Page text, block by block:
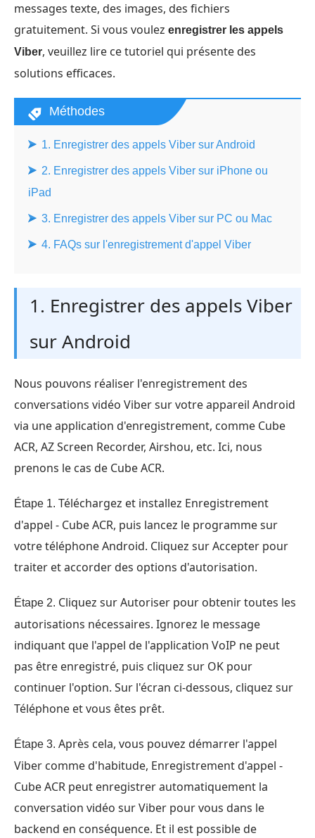
messages texte, des images, des fichiers
gratuitement. Si vous voulez enregistrer les appels
Viber, veuillez lire ce tutoriel qui présente des
solutions efficaces.
Méthodes
1. Enregistrer des appels Viber sur Android
2. Enregistrer des appels Viber sur iPhone ou
iPad
3. Enregistrer des appels Viber sur PC ou Mac
4. FAQs sur l'enregistrement d'appel Viber
1. Enregistrer des appels Viber
sur Android
Nous pouvons réaliser l'enregistrement des
conversations vidéo Viber sur votre appareil Android
via une application d'enregistrement, comme Cube
ACR, AZ Screen Recorder, Airshou, etc. Ici, nous
prenons le cas de Cube ACR.
Étape 1. Téléchargez et installez Enregistrement
d'appel - Cube ACR, puis lancez le programme sur
votre téléphone Android. Cliquez sur Accepter pour
traiter et accorder des options d'autorisation.
Étape 2. Cliquez sur Autoriser pour obtenir toutes les
autorisations nécessaires. Ignorez le message
indiquant que l'appel de l'application VoIP ne peut
pas être enregistré, puis cliquez sur OK pour
continuer l'option. Sur l'écran ci-dessous, cliquez sur
Téléphone et vous êtes prêt.
Étape 3. Après cela, vous pouvez démarrer l'appel
Viber comme d'habitude, Enregistrement d'appel -
Cube ACR peut enregistrer automatiquement la
conversation vidéo sur Viber pour vous dans le
backend en conséquence. Et il est possible de